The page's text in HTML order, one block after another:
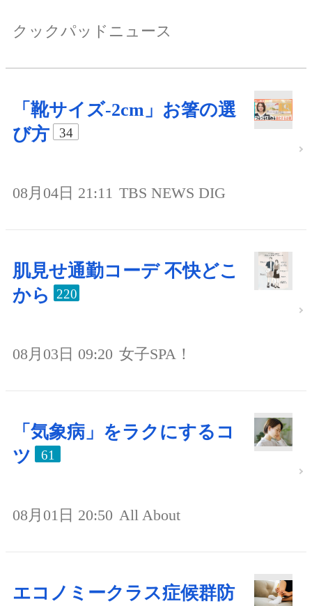
クックパッドニュース
「靴サイズ-2cm」お箸の選
び方
34
08月04日 21:11 TBS NEWS DIG
肌見せ通勤コーデ 不快どこ
から
220
08月03日 09:20 女子SPA！
「気象病」をラクにするコ
ツ
61
08月01日 20:50 All About
エコノミークラス症候群防